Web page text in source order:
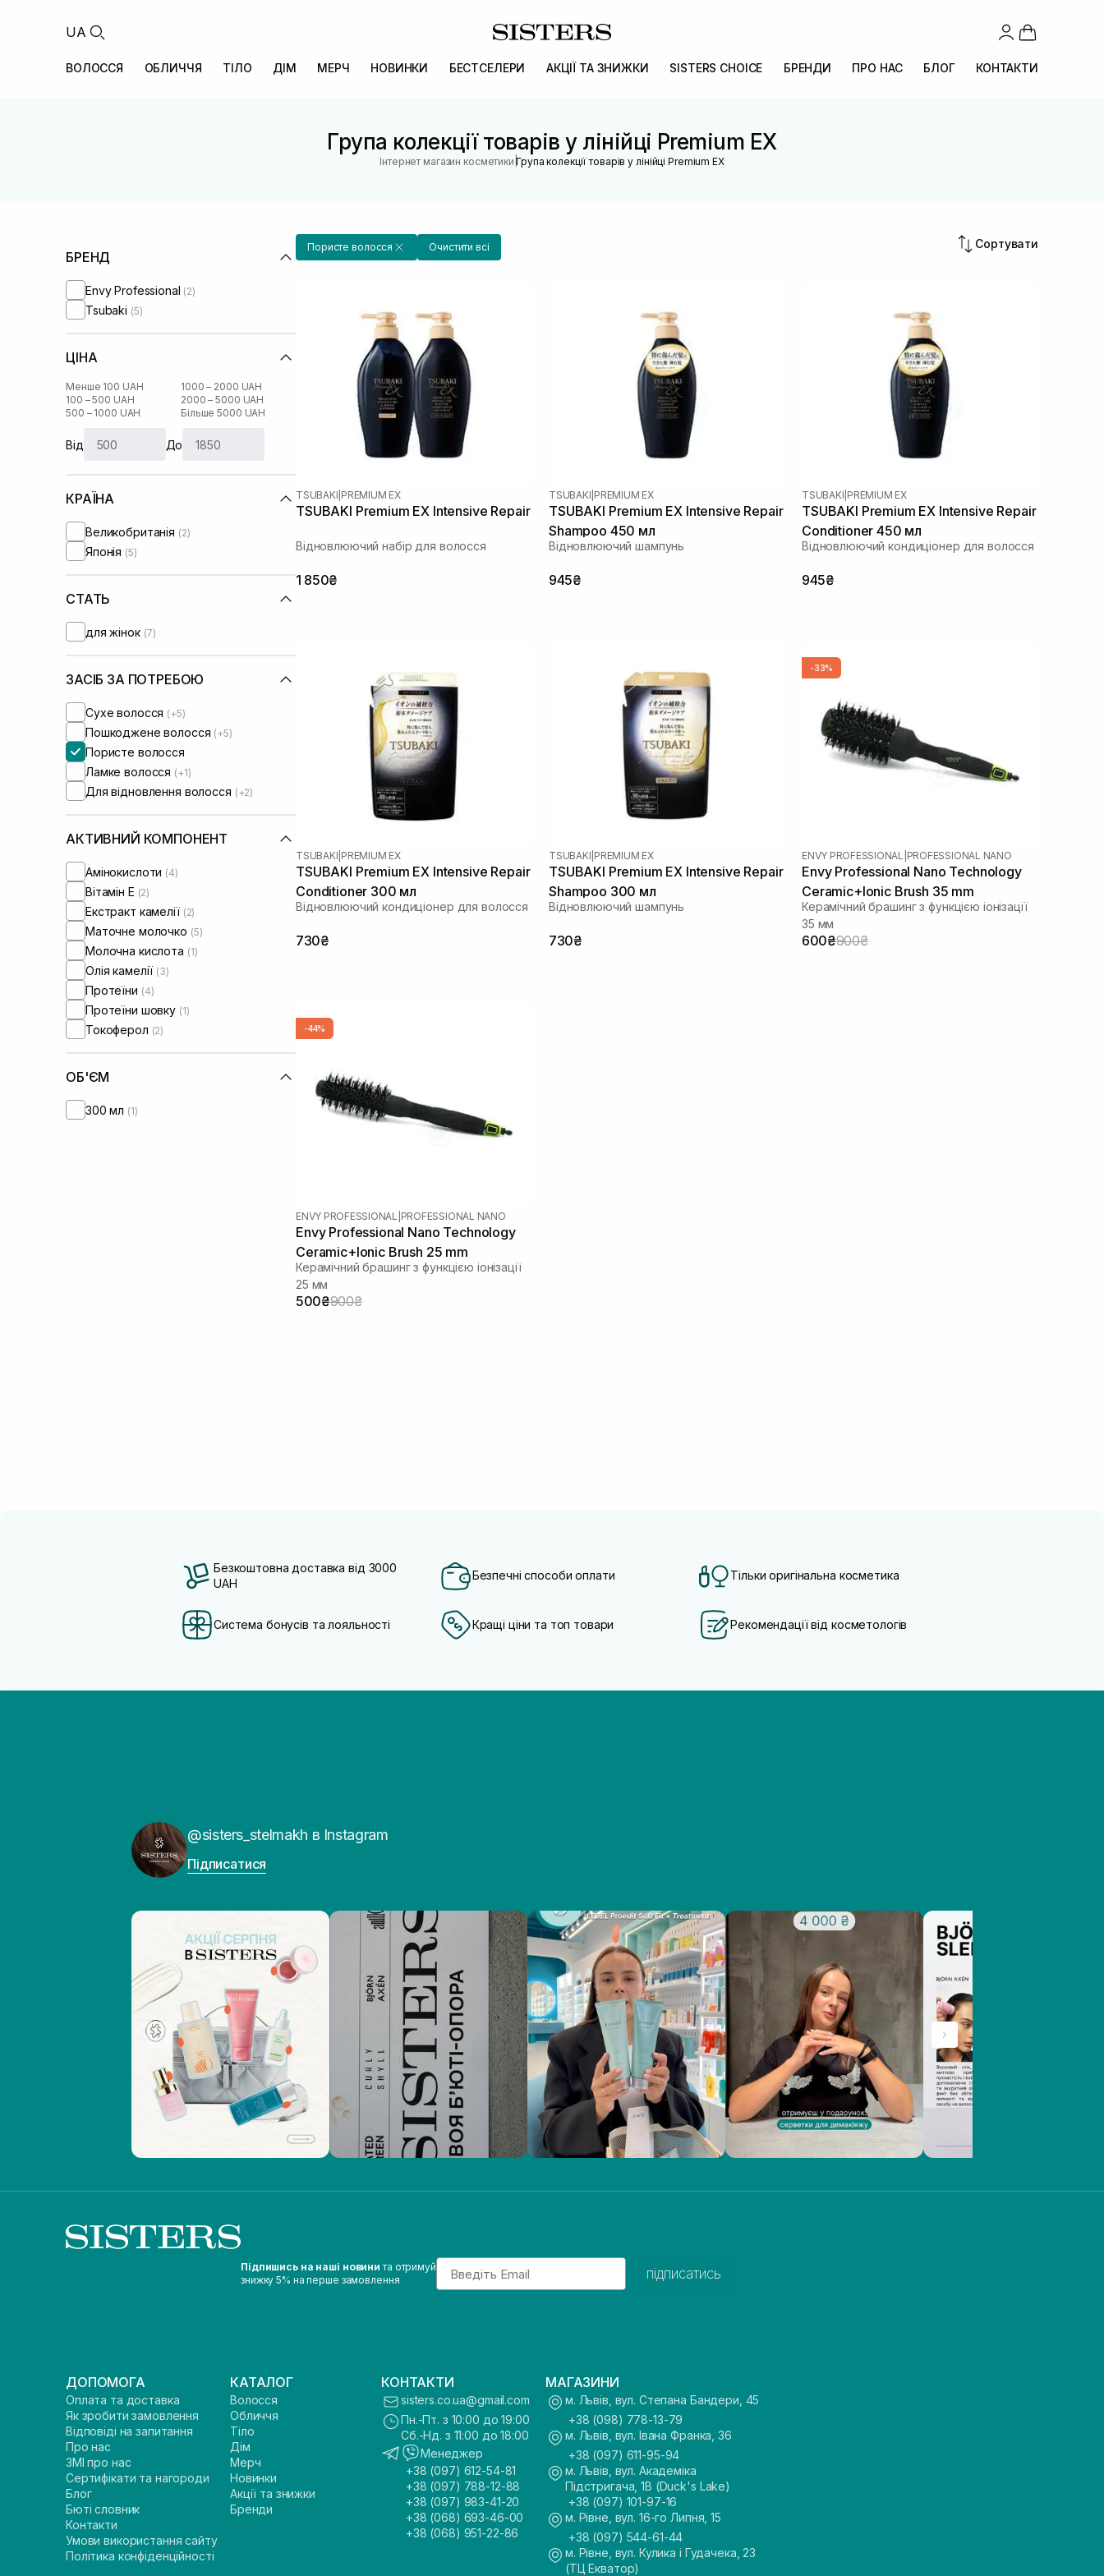
UA
ВОЛОССЯ ОБЛИЧЧЯ ТІЛО ДІМ МЕРЧ НОВИНКИ БЕСТСЕЛЕРИ АКЦІЇ ТА ЗНИЖКИ SISTERS CHOICE БРЕНДИ ПРО НАС БЛОГ КОНТАКТИ
Група колекції товарів у лінійці Premium EX
Інтернет магазин косметики |Група колекції товарів у лінійці Premium EX
БРЕНД
Envy Professional (2)
Tsubaki (5)
ЦІНА
Менше 100 UAH
100 – 500 UAH
500 – 1000 UAH
1000 – 2000 UAH
2000 – 5000 UAH
Більше 5000 UAH
Від До
КРАЇНА
Великобританія (2)
Японія (5)
СТАТЬ
для жінок (7)
ЗАСІБ ЗА ПОТРЕБОЮ
Сухе волосся (+5)
Пошкоджене волосся (+5)
Пористе волосся
Ламке волосся (+1)
Для відновлення волосся (+2)
АКТИВНИЙ КОМПОНЕНТ
Амінокислоти (4)
Вітамін Е (2)
Екстракт камелії (2)
Маточне молочко (5)
Молочна кислота (1)
Олія камелії (3)
Протеїни (4)
Протеїни шовку (1)
Токоферол (2)
ОБ'ЄМ
300 мл (1)
Пористе волосся Очистити всі Сортувати
TSUBAKI PREMIUM EX
TSUBAKI Premium EX Intensive Repair
Відновлюючий набір для волосся
1 850₴
TSUBAKI PREMIUM EX
TSUBAKI Premium EX Intensive Repair
Shampoo 450 мл
Відновлюючий шампунь
945₴
TSUBAKI PREMIUM EX
TSUBAKI Premium EX Intensive Repair
Conditioner 450 мл
Відновлюючий кондиціонер для волосся
945₴
TSUBAKI PREMIUM EX
TSUBAKI Premium EX Intensive Repair
Conditioner 300 мл
Відновлюючий кондиціонер для волосся
730₴
TSUBAKI PREMIUM EX
TSUBAKI Premium EX Intensive Repair
Shampoo 300 мл
Відновлюючий шампунь
730₴
-33%
ENVY PROFESSIONAL PROFESSIONAL NANO
Envy Professional Nano Technology
Ceramic+Ionic Brush 35 mm
Керамічний брашинг з функцією іонізації
35 мм
600₴900₴
-44%
ENVY PROFESSIONAL PROFESSIONAL NANO
Envy Professional Nano Technology
Ceramic+Ionic Brush 25 mm
Керамічний брашинг з функцією іонізації
25 мм
500₴900₴
Безкоштовна доставка від 3000
UAH
Безпечні способи оплати Тільки оригінальна косметика
Система бонусів та лояльності Кращі ціни та топ товари Рекомендації від косметологів
@sisters_stelmakh в Instagram
Підписатися
Підпишись на наші новини та отримуй
знижку 5% на перше замовлення
Email
підписатись
ДОПОМОГА
Оплата та доставка
Як зробити замовлення
Відповіді на запитання
Про нас
ЗМІ про нас
Сертифікати та нагороди
Блог
Бюті словник
Контакти
Умови використання сайту
Політика конфіденційності
КАТАЛОГ
Волосся
Обличчя
Тіло
Дім
Мерч
Новинки
Акції та знижки
Бренди
КОНТАКТИ
sisters.co.ua@gmail.com
Пн.-Пт. з 10:00 до 19:00
Сб.-Нд. з 11:00 до 18:00
Менеджер
+38 (097) 612-54-81
+38 (097) 788-12-88
+38 (097) 983-41-20
+38 (068) 693-46-00
+38 (068) 951-22-86
МАГАЗИНИ
м. Львів, вул. Степана Бандери, 45
+38 (098) 778-13-79
м. Львів, вул. Івана Франка, 36
+38 (097) 611-95-94
м. Львів, вул. Академіка
Підстригача, 1В (Duck's Lake)
+38 (097) 101-97-16
м. Рівне, вул. 16-го Липня, 15
+38 (097) 544-61-44
м. Рівне, вул. Кулика і Гудачека, 23
(ТЦ Екватор)